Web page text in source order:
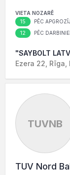
VIETA NOZARĒ
15 PĒC
12 PĒC
"SAYBOLT
Ezera 22, Rīga,
TUVNB
TUV Nord